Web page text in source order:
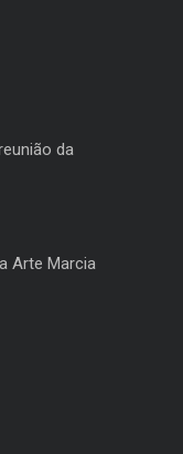
da
Arte Marcia